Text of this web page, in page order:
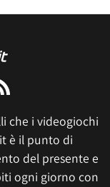
che i videogiochi
è il punto di
del presente e
ogni giorno con